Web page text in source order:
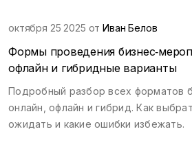
октября 25 2025 отИван Белов
Формы проведения
офлайн и гибридные варианты
Подробный разбор всех форматов
онлайн, офлайн и гибрид. Как
ожидать и какие ошибки избежать.